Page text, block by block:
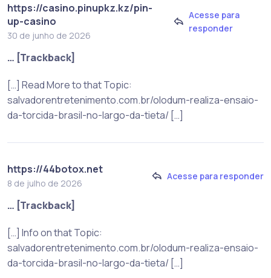
https://casino.pinupkz.kz/pin-
up-casino
30 de junho de 2026
Acesse para
responder
… [Trackback]
[…] Read More to that Topic:
salvadorentretenimento.com.br/olodum-realiza-ensaio-
da-torcida-brasil-no-largo-da-tieta/ […]
https://44botox.net
8 de julho de 2026
Acesse para responder
… [Trackback]
[…] Info on that Topic:
salvadorentretenimento.com.br/olodum-realiza-ensaio-
da-torcida-brasil-no-largo-da-tieta/ […]